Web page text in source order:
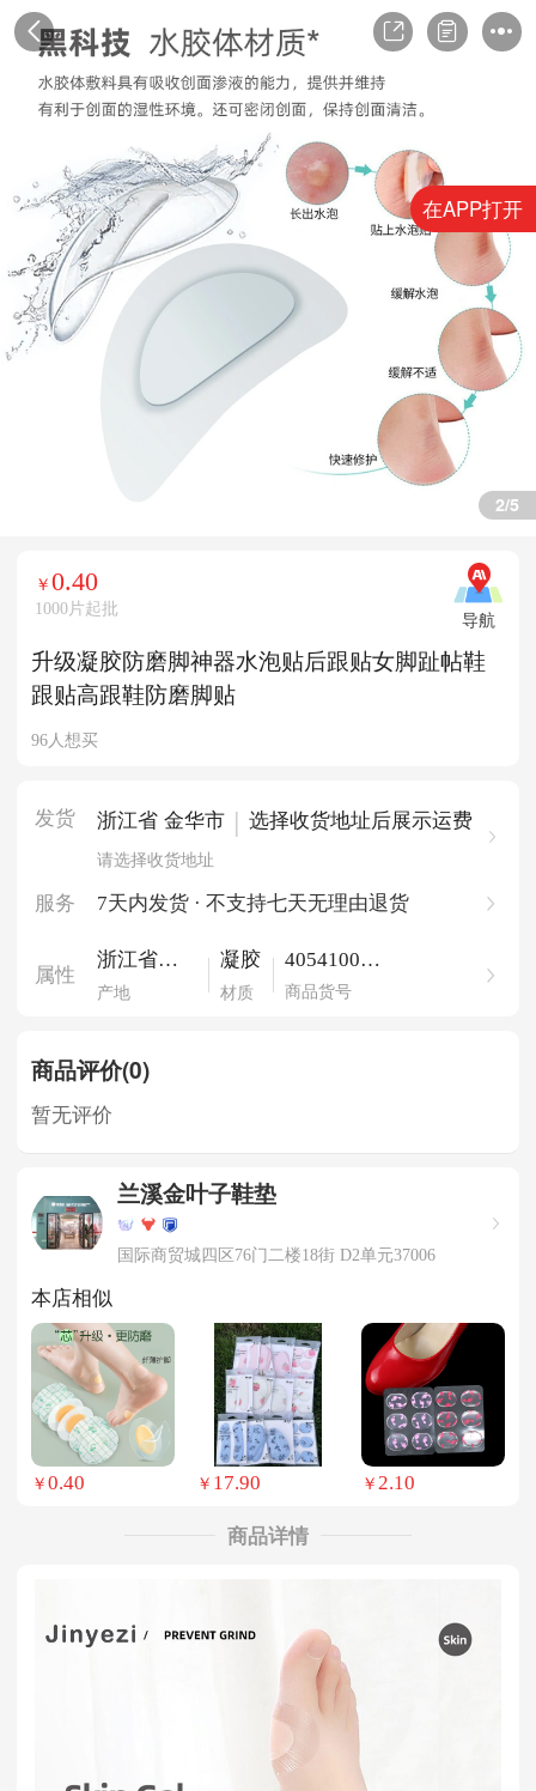
在APP打开
3/5
￥0.40
1000片起批 导航
升级凝胶防磨脚神器水泡贴后跟贴女脚趾帖鞋
跟贴高跟鞋防磨脚贴
96人想买
发货 浙江省 金华市 | 选择收货地址后展示运费
请选择收货地址
服务 7天内发货 · 不支持七天无理由退货
属性
浙江省金
华市
产地
凝胶
材质
405410093
92119682
商品货号
商品评价(0)
暂无评价
兰溪金叶子鞋垫
国际商贸城四区76门二楼18街 D2单元37006
本店相似
￥0.40 ￥ 17.90 ￥ 2.10
商品详情